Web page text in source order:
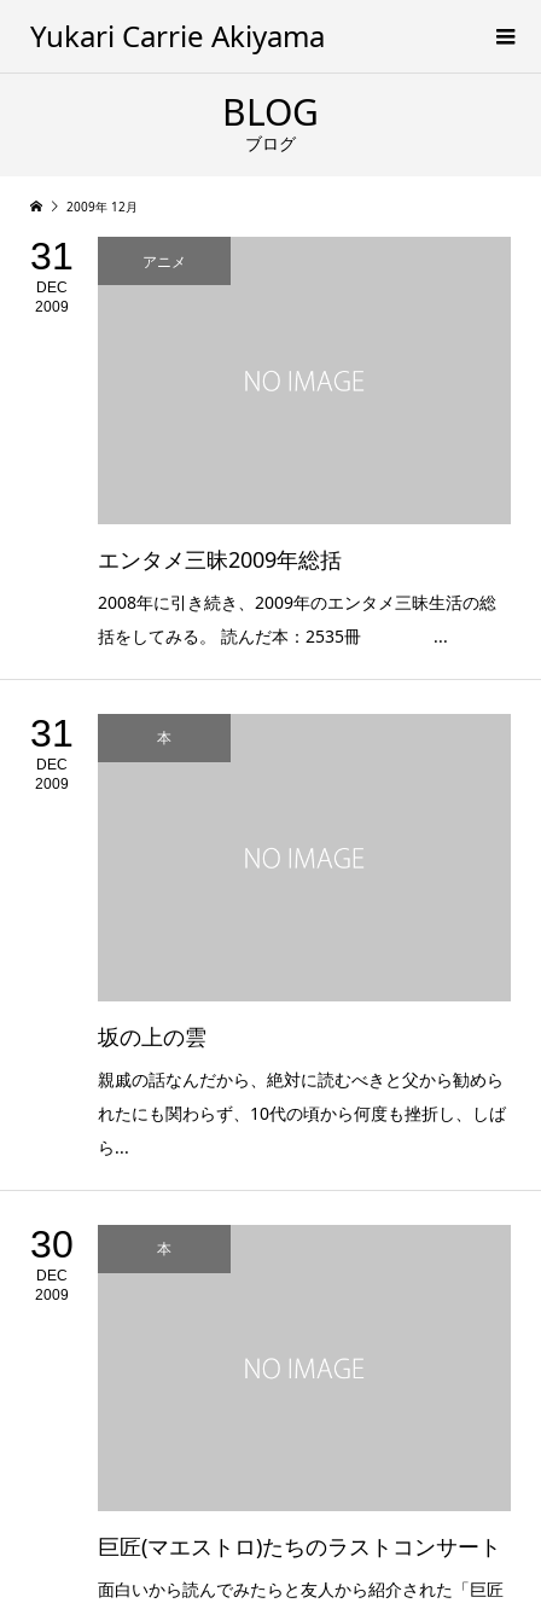
Yukari Carrie Akiyama
BLOG
ブログ
2009年 12月
31
DEC
2009
アニメ
エンタメ三昧2009年総括
2008年に引き続き、2009年のエンタメ三昧生活の総
括をしてみる。 読んだ本：2535冊 ...
31
DEC
2009
本
坂の上の雲
親戚の話なんだから、絶対に読むべきと父から勧めら
れたにも関わらず、10代の頃から何度も挫折し、しば
ら...
30
DEC
2009
本
巨匠(マエストロ)たちのラストコンサート
面白いから読んでみたらと友人から紹介された「巨匠